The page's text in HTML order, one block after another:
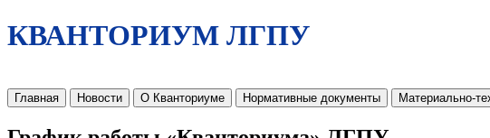
КВАНТОРИУМ ЛГПУ
Главная Новости О Кванториуме Нормативные документы Материально-